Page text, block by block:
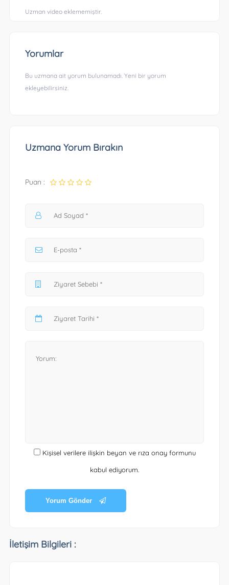
Uzman video eklememiştir.
Yorumlar
Bu uzmana ait yorum bulunamadı. Yeni bir yorum
ekleyebilirsiniz.
Uzmana Yorum Bırakın
Puan :
Kişisel verilere ilişkin beyan ve rıza onay formunu
kabul ediyorum.
Yorum Gönder
İletişim Bilgileri :